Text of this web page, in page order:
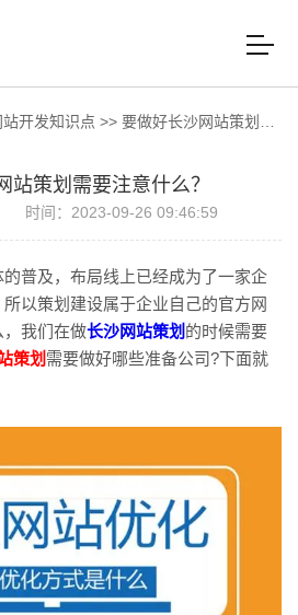
站开发知识点 >> 要做好长沙网站策划需要注意什么？
站策划需要注意什么？
时间：2023-09-26 09:46:59
及，布局线上已经成为了一家企
以策划建设属于企业自己的官方网
我们在做长沙网站策划 的时候需要
策划 需要做好哪些准备公司?下面就